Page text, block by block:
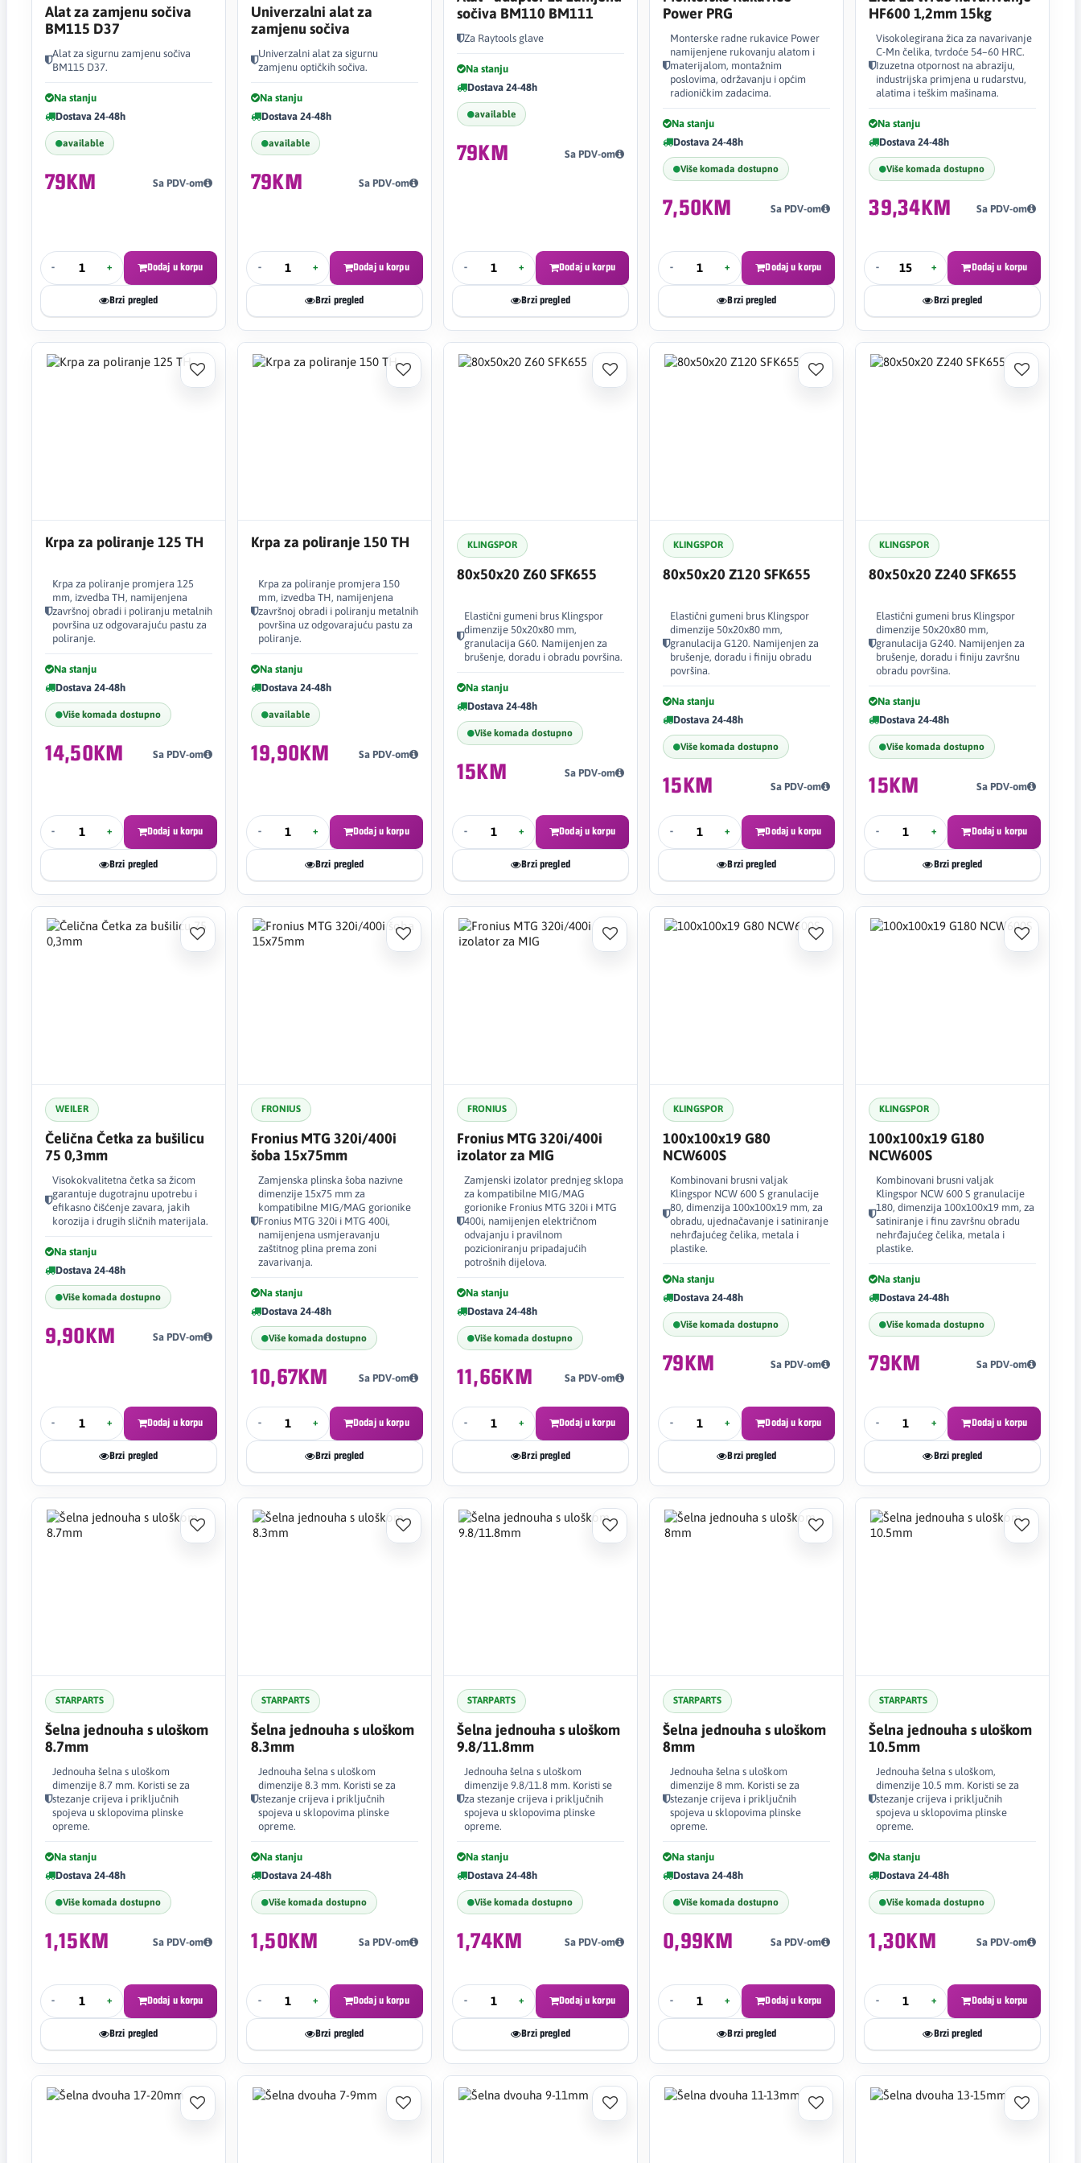
Alat za zamjenu sočiva
BM115 D37
Alat za sigurnu zamjenu sočiva
BM115 D37.
Na stanju
Dostava 24-48h
available
79KM Sa PDV-om
- + Dodaj u korpu
Brzi pregled
Univerzalni alat za
zamjenu sočiva
Univerzalni alat za sigurnu
zamjenu optičkih sočiva.
Na stanju
Dostava 24-48h
available
79KM Sa PDV-om
- + Dodaj u korpu
Brzi pregled
sočiva BM110 BM111
Za Raytools glave
Na stanju
Dostava 24-48h
available
79KM Sa PDV-om
- + Dodaj u korpu
Brzi pregled
Power PRG
Monterske radne rukavice Power
namijenjene rukovanju alatom i
materijalom, montažnim
poslovima, održavanju i općim
radioničkim zadacima.
Na stanju
Dostava 24-48h
Više komada dostupno
7,50KM Sa PDV-om
- + Dodaj u korpu
Brzi pregled
HF600 1,2mm 15kg
Visokolegirana žica za navarivanje
C-Mn čelika, tvrdoće 54–60 HRC.
Izuzetna otpornost na abraziju,
industrijska primjena u rudarstvu,
alatima i teškim mašinama.
Na stanju
Dostava 24-48h
Više komada dostupno
39,34KM Sa PDV-om
- + Dodaj u korpu
Brzi pregled
Krpa za poliranje 125 TH
Krpa za poliranje promjera 125
mm, izvedba TH, namijenjena
završnoj obradi i poliranju metalnih
površina uz odgovarajuću pastu za
poliranje.
Na stanju
Dostava 24-48h
Više komada dostupno
14,50KM Sa PDV-om
- + Dodaj u korpu
Brzi pregled
Krpa za poliranje 150 TH
Krpa za poliranje promjera 150
mm, izvedba TH, namijenjena
završnoj obradi i poliranju metalnih
površina uz odgovarajuću pastu za
poliranje.
Na stanju
Dostava 24-48h
available
19,90KM Sa PDV-om
- + Dodaj u korpu
Brzi pregled
KLINGSPOR
80x50x20 Z60 SFK655
Elastični gumeni brus Klingspor
dimenzije 50x20x80 mm,
granulacija G60. Namijenjen za
brušenje, doradu i obradu površina.
Na stanju
Dostava 24-48h
Više komada dostupno
15KM Sa PDV-om
- + Dodaj u korpu
Brzi pregled
KLINGSPOR
80x50x20 Z120 SFK655
Elastični gumeni brus Klingspor
dimenzije 50x20x80 mm,
granulacija G120. Namijenjen za
brušenje, doradu i finiju obradu
površina.
Na stanju
Dostava 24-48h
Više komada dostupno
15KM Sa PDV-om
- + Dodaj u korpu
Brzi pregled
KLINGSPOR
80x50x20 Z240 SFK655
Elastični gumeni brus Klingspor
dimenzije 50x20x80 mm,
granulacija G240. Namijenjen za
brušenje, doradu i finiju završnu
obradu površina.
Na stanju
Dostava 24-48h
Više komada dostupno
15KM Sa PDV-om
- + Dodaj u korpu
Brzi pregled
WEILER
Čelična Četka za bušilicu
75 0,3mm
Visokokvalitetna četka sa žicom
garantuje dugotrajnu upotrebu i
efikasno čišćenje zavara, jakih
korozija i drugih sličnih materijala.
Na stanju
Dostava 24-48h
Više komada dostupno
9,90KM Sa PDV-om
- + Dodaj u korpu
Brzi pregled
FRONIUS
Fronius MTG 320i/400i
šoba 15x75mm
Zamjenska plinska šoba nazivne
dimenzije 15x75 mm za
kompatibilne MIG/MAG gorionike
Fronius MTG 320i i MTG 400i,
namijenjena usmjeravanju
zaštitnog plina prema zoni
zavarivanja.
Na stanju
Dostava 24-48h
Više komada dostupno
10,67KM Sa PDV-om
- + Dodaj u korpu
Brzi pregled
FRONIUS
Fronius MTG 320i/400i
izolator za MIG
Zamjenski izolator prednjeg sklopa
za kompatibilne MIG/MAG
gorionike Fronius MTG 320i i MTG
400i, namijenjen električnom
odvajanju i pravilnom
pozicioniranju pripadajućih
potrošnih dijelova.
Na stanju
Dostava 24-48h
Više komada dostupno
11,66KM Sa PDV-om
- + Dodaj u korpu
Brzi pregled
KLINGSPOR
100x100x19 G80
NCW600S
Kombinovani brusni valjak
Klingspor NCW 600 S granulacije
80, dimenzija 100x100x19 mm, za
obradu, ujednačavanje i satiniranje
nehrđajućeg čelika, metala i
plastike.
Na stanju
Dostava 24-48h
Više komada dostupno
79KM Sa PDV-om
- + Dodaj u korpu
Brzi pregled
KLINGSPOR
100x100x19 G180
NCW600S
Kombinovani brusni valjak
Klingspor NCW 600 S granulacije
180, dimenzija 100x100x19 mm, za
satiniranje i finu završnu obradu
nehrđajućeg čelika, metala i
plastike.
Na stanju
Dostava 24-48h
Više komada dostupno
79KM Sa PDV-om
- + Dodaj u korpu
Brzi pregled
STARPARTS
Šelna jednouha s uloškom
8.7mm
Jednouha šelna s uloškom
dimenzije 8.7 mm. Koristi se za
stezanje crijeva i priključnih
spojeva u sklopovima plinske
opreme.
Na stanju
Dostava 24-48h
Više komada dostupno
1,15KM Sa PDV-om
- + Dodaj u korpu
Brzi pregled
STARPARTS
Šelna jednouha s uloškom
8.3mm
Jednouha šelna s uloškom
dimenzije 8.3 mm. Koristi se za
stezanje crijeva i priključnih
spojeva u sklopovima plinske
opreme.
Na stanju
Dostava 24-48h
Više komada dostupno
1,50KM Sa PDV-om
- + Dodaj u korpu
Brzi pregled
STARPARTS
Šelna jednouha s uloškom
9.8/11.8mm
Jednouha šelna s uloškom
dimenzije 9.8/11.8 mm. Koristi se
za stezanje crijeva i priključnih
spojeva u sklopovima plinske
opreme.
Na stanju
Dostava 24-48h
Više komada dostupno
1,74KM Sa PDV-om
- + Dodaj u korpu
Brzi pregled
STARPARTS
Šelna jednouha s uloškom
8mm
Jednouha šelna s uloškom
dimenzije 8 mm. Koristi se za
stezanje crijeva i priključnih
spojeva u sklopovima plinske
opreme.
Na stanju
Dostava 24-48h
Više komada dostupno
0,99KM Sa PDV-om
- + Dodaj u korpu
Brzi pregled
STARPARTS
Šelna jednouha s uloškom
10.5mm
Jednouha šelna s uloškom,
dimenzije 10.5 mm. Koristi se za
stezanje crijeva i priključnih
spojeva u sklopovima plinske
opreme.
Na stanju
Dostava 24-48h
Više komada dostupno
1,30KM Sa PDV-om
- + Dodaj u korpu
Brzi pregled